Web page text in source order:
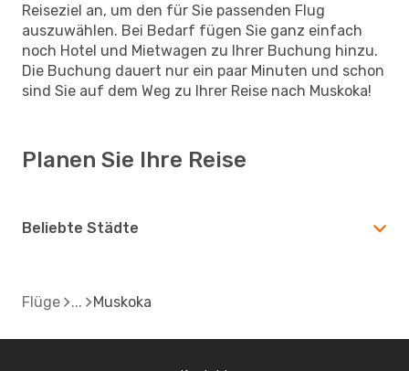
Reiseziel an, um den für Sie passenden Flug
auszuwählen. Bei Bedarf fügen Sie ganz einfach
noch Hotel und Mietwagen zu Ihrer Buchung hinzu.
Die Buchung dauert nur ein paar Minuten und schon
sind Sie auf dem Weg zu Ihrer Reise nach Muskoka!
Planen Sie Ihre Reise
Beliebte Städte
Flüge Muskoka